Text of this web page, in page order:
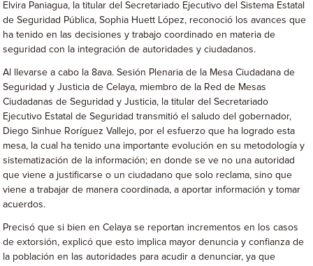
Elvira Paniagua, la titular del Secretariado Ejecutivo del Sistema Estatal
de Seguridad Pública, Sophia Huett López, reconoció los avances que
ha tenido en las decisiones y trabajo coordinado en materia de
seguridad con la integración de autoridades y ciudadanos.
Al llevarse a cabo la 8ava. Sesión Plenaria de la Mesa Ciudadana de
Seguridad y Justicia de Celaya, miembro de la Red de Mesas
Ciudadanas de Seguridad y Justicia, la titular del Secretariado
Ejecutivo Estatal de Seguridad transmitió el saludo del gobernador,
Diego Sinhue Roríguez Vallejo, por el esfuerzo que ha logrado esta
mesa, la cual ha tenido una importante evolución en su metodología y
sistematización de la información; en donde se ve no una autoridad
que viene a justificarse o un ciudadano que solo reclama, sino que
viene a trabajar de manera coordinada, a aportar información y tomar
acuerdos.
Precisó que si bien en Celaya se reportan incrementos en los casos
de extorsión, explicó que esto implica mayor denuncia y confianza de
la población en las autoridades para acudir a denunciar, ya que